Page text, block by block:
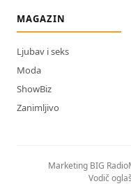
MAGAZIN
Ljubav i seks
Moda
ShowBiz
Zanimljivo
Marketing BIG Radio
Vodič